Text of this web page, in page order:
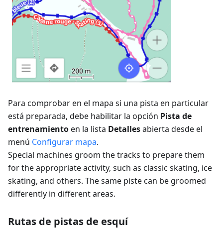
Para comprobar en el mapa si una pista en particular
está preparada, debe habilitar la opción Pista de
entrenamientoen la lista Detallesabierta desde el
menú Configurar mapa.
Special machines groom the tracks to prepare them
for the appropriate activity, such as classic skating, ice
skating, and others. The same piste can be groomed
differently in different areas.
Rutas de pistas de esquí